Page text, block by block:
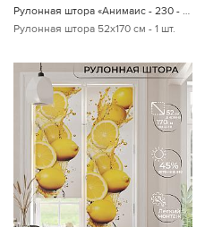
Рулонная штора «Анимаис - 230 - ширина 52 см»
Рулонная штора 52х170 см - 1 шт.